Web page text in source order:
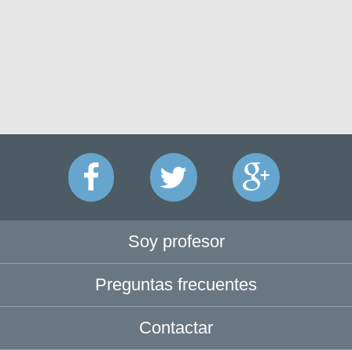
Soy profesor
Preguntas frecuentes
Contactar